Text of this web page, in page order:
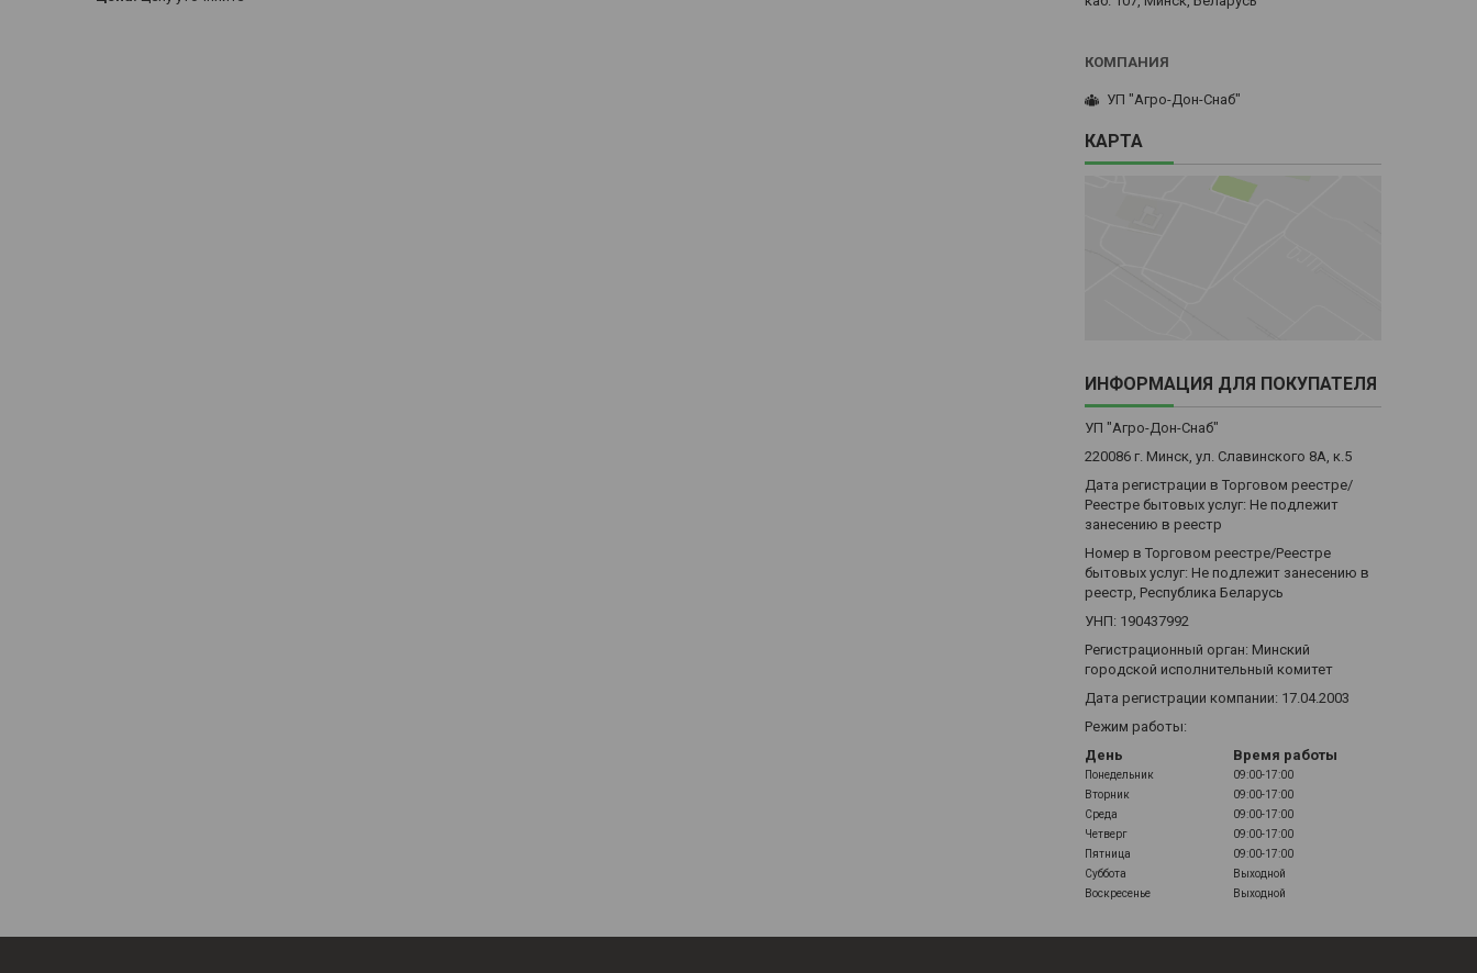
УП "Агро-Дон-Снаб"
КАРТА
ИНФОРМАЦИЯ ДЛЯ ПОКУПАТЕЛЯ
УП "Агро-Дон-Снаб"
220086 г. Минск, ул. Славинского 8А, к.5
Дата регистрации в Торговом реестре/
Реестре бытовых услуг: Не подлежит
занесению в реестр
Номер в Торговом реестре/Реестре
бытовых услуг: Не подлежит занесению в
реестр, Республика Беларусь
УНП: 190437992
Регистрационный орган: Минский
городской исполнительный комитет
Дата регистрации компании: 17.04.2003
Режим работы:
День
Время работы
Понедельник
09:00-17:00
Вторник
09:00-17:00
Среда
09:00-17:00
Четверг
09:00-17:00
Пятница
09:00-17:00
Суббота
Выходной
Воскресенье
Выходной